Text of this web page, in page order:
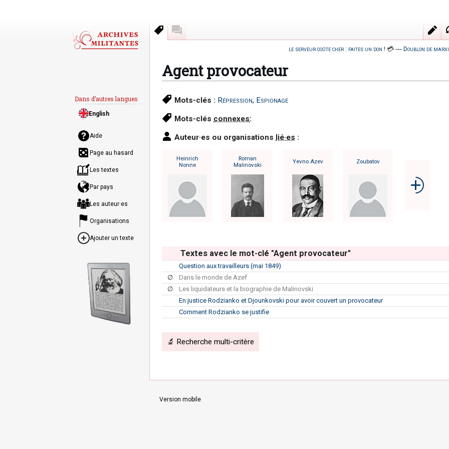
le serveur coûte cher : faites un don ! 💳 ― Doublon de
Agent provocateur
Aller
à
la
Aller
à
la
Mots-clés : Répression, Espionage
Mots-clés connexes:
Auteur·es ou organisations lié·es :
Heinrich
Nonne
Roman
Malinovski
Yevno Azev Zoubatov
⨮
Textes avec le mot-clé "Agent provocateur"
Question aux travailleurs (mai 1849)
∅
Dans le monde de Azef
∅
Les liquidateurs et la biographie de Malinovski
En justice Rodzianko et Djounkovski pour avoir couvert un provocateur
Comment Rodzianko se justifie
🔬 Recherche multi-critère
Mots-clés
Aide
Page au hasard
Les textes
Par pays
Les auteur·es
Organisations
Ajouter un texte
Dans d’autres langues
English
Version mobile